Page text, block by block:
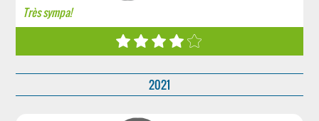
Très sympa!
2021